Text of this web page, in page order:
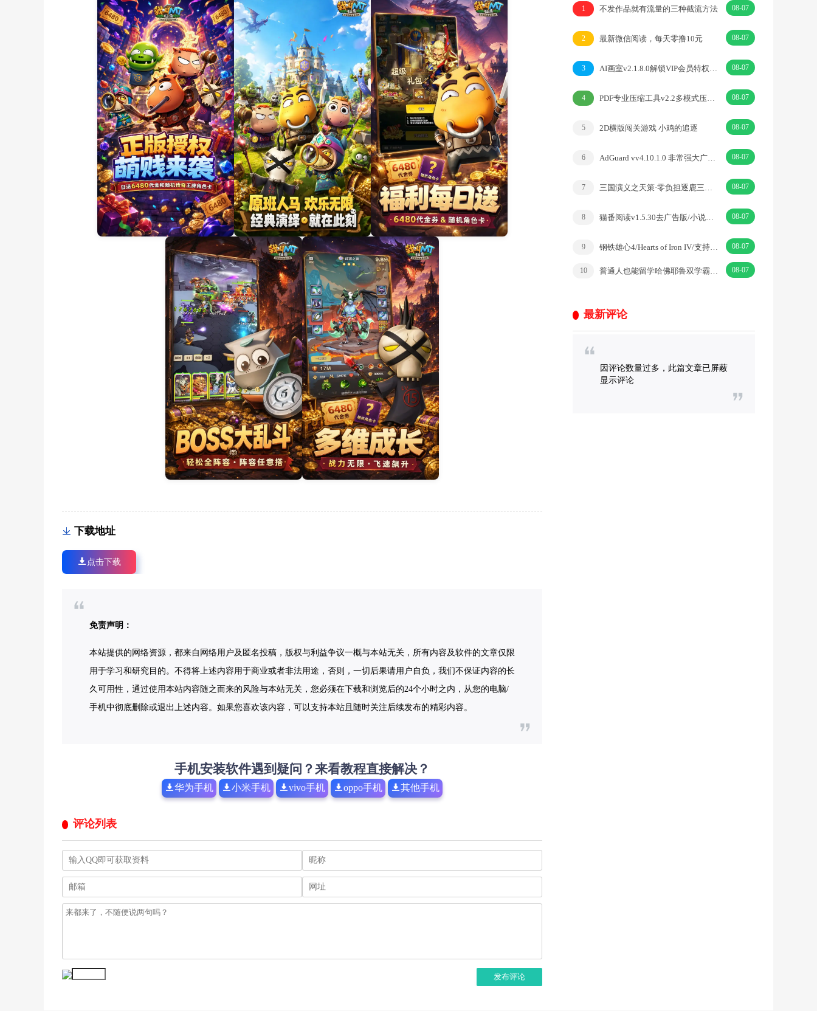
下载地址
点击下载
免责声明：
本站提供的网络资源，都来自网络用户及匿名投稿，版权与利益争议一概与本站无关，所有内容及软件的文章仅限
用于学习和研究目的。不得将上述内容用于商业或者非法用途，否则，一切后果请用户自负，我们不保证内容的长
久可用性，通过使用本站内容随之而来的风险与本站无关，您必须在下载和浏览后的24个小时之内，从您的电脑/
手机中彻底删除或退出上述内容。如果您喜欢该内容，可以支持本站且随时关注后续发布的精彩内容。
手机安装软件遇到疑问？来看教程直接解决？
华为手机 小米手机 vivo手机 oppo手机 其他手机
评论列表
发布评论
1 不发作品就有流量的三种截流方法 08-07
2 最新微信阅读，每天零撸10元 08-07
3 AI画室v2.1.8.0解锁VIP会员特权版-绘画创作 08-07
4 PDF专业压缩工具v2.2多模式压缩软件 08-07
5 2D横版闯关游戏 小鸡的追逐 08-07
6 AdGuard vv4.10.1.0 非常强大广告拦截神器 08-07
7 三国演义之天策·零负担逐鹿三国，轻松问鼎乱世九州！·|卡牌·三国 08-07
8 猫番阅读v1.5.30去广告版/小说漫画多源合一 08-07
9 钢铁雄心4/Hearts of Iron IV/支持网络联机 08-07
10 普通人也能留学哈佛耶鲁双学霸的留学指南课 08-07
最新评论
因评论数量过多，此篇文章已屏蔽
显示评论